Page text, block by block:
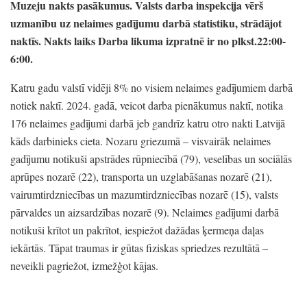
Muzeju nakts pasākumus.Valsts darba inspekcija vērš
uzmanību uz nelaimes gadījumu darbā statistiku,strādājot
naktīs.Nakts laiks Darba likuma izpratnē ir no plkst.22:00-
6:00.
Katru gadu valstī vidēji 8%no visiem nelaimes gadījumiem darbā
notiek naktī. 2024. gadā, veicot darba pienākumus naktī, notika
176 nelaimes gadījumi darbā jeb gandrīz katru otro nakti Latvijā
kāds darbinieks cieta. Nozaru griezumā – visvairāk nelaimes
gadījumu notikuši apstrādes rūpniecībā (79), veselības un sociālās
aprūpes nozarē(22), transporta un uzglabāšanas nozarē(21),
vairumtirdzniecības un mazumtirdzniecības nozarē(15), valsts
pārvaldes un aizsardzības nozarē(9). Nelaimes gadījumi darbā
notikuši krītot un pakrītot, iespiežot dažādas ķermeņa daļas
iekārtās. Tāpat traumas ir gūtas fiziskas spriedzes rezultātā –
neveikli pagriežot, izmežģot kājas.